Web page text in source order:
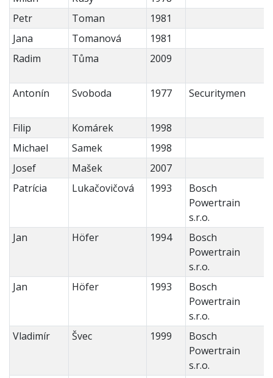
Petr
Toman
1981
Jana
Tomanová
1981
Radim
Tůma 2009
Antonín Svoboda 1977 Securitymen
Filip Komárek
1998
Michael
Samek
1998
Josef
Mašek
2007
Patrícia
Lukačovičová 1993
Bosch
Powertrain
s.r.o.
Jan
Höfer 1994
Bosch
Powertrain
s.r.o.
Jan
Höfer 1993
Bosch
Powertrain
s.r.o.
Vladimír
Švec 1999
Bosch
Powertrain
s.r.o.